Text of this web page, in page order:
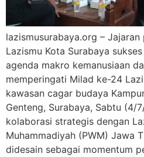
lazismusurabaya.org –
Lazismu Kota Surabaya
agenda makro kemanusiaan
memperingati Milad ke-24
kawasan cagar budaya
Genteng, Surabaya, Sabtu (4/
kolaborasi strategis dengan
Muhammadiyah (PWM) Jawa
didesain sebagai momentum